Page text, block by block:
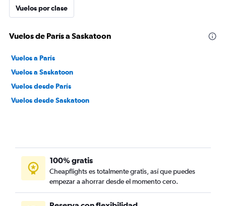
Vuelos por clase
Vuelos de París a Saskatoon
Vuelos a París
Vuelos a Saskatoon
Vuelos desde París
Vuelos desde Saskatoon
100% gratis
Cheapflights es totalmente gratis, así que puedes
empezar a ahorrar desde el momento cero.